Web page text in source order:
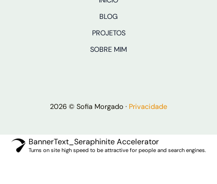
BLOG
PROJETOS
SOBRE MIM
2026 © Sofia Morgado · Privacidade
BannerText_Seraphinite Accelerator
Turns on site high speed to be attractive for people and search engines.